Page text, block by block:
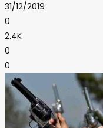
31/12/2019
0
2.4K
0
0